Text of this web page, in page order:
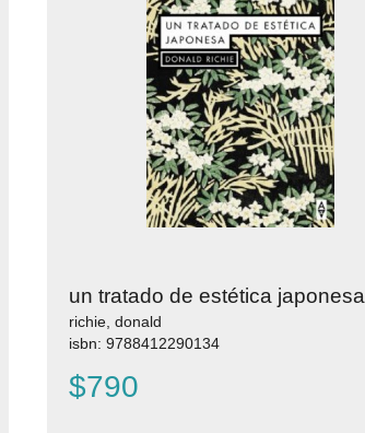
un tratado de estética japonesa
richie, donald
isbn: 9788412290134
$790